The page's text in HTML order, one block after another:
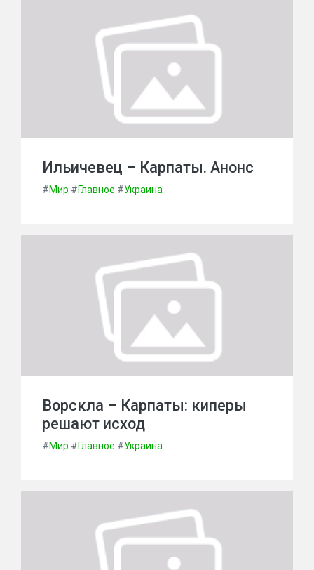
Ильичевец – Карпаты. Анонс
#Мир #Главное #Украина
Ворскла – Карпаты: киперы
решают исход
#Мир #Главное #Украина